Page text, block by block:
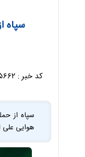
سپاه از حمله به ۸۵ نقطه از
کد خبر :
هوایی علی